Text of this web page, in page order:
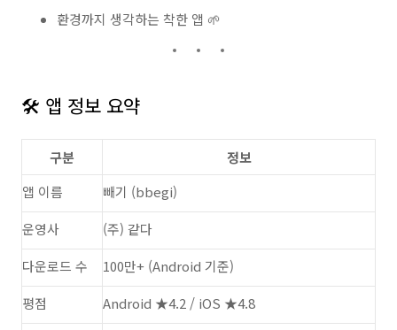
환경까지 생각하는 착한 앱 🌱
🛠️ 앱 정보 요약
구분
정보
앱 이름
빼기 (bbegi)
운영사
(주) 같다
다운로드 수
100만+ (Android 기준)
평점
Android ★4.2 / iOS ★4.8